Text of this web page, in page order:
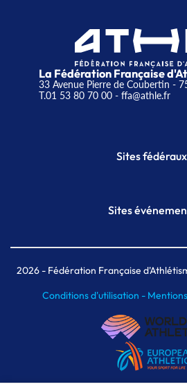
La Fédération Française
33 Avenue Pierre de Coubertin -
T.01 53 80 70 00- ffa@athle.fr
Sites fédéraux
Plateforme
Sites
Meeting de Paris
MAIF Ekiden de
2026- Fédération Française
Conditions d'utilisation -